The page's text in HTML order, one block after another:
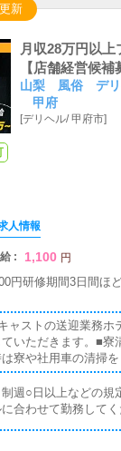
新
月収28万円以
【店舗経営候補
山梨 風俗 デリ
甲府
[デリヘル/甲府市]
人情報
: 1,100 円
円研修期間3日間ほ
ャストの送迎業務ホ
いただきます。■寮
寮や社用車の清掃を
週○日以上などの規
に合わせて勤務して